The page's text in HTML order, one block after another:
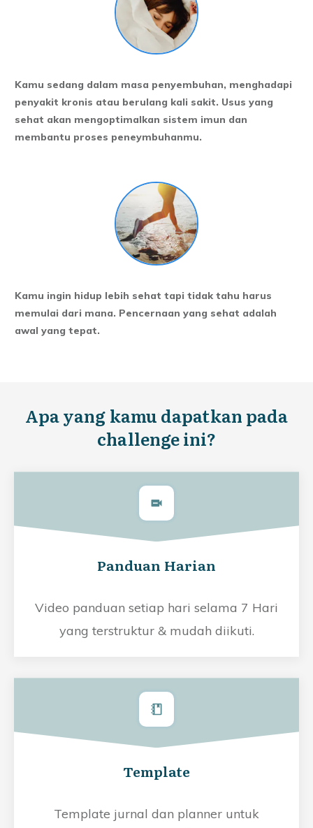
Kamu sedang dalam masa penyembuhan, menghadapi
penyakit kronis atau berulang kali sakit. Usus yang
sehat akan mengoptimalkan sistem imun dan
membantu proses peneymbuhanmu.
Kamu ingin hidup lebih sehat tapi tidak tahu harus
memulai dari mana. Pencernaan yang sehat adalah
awal yang tepat.
Apa yang kamu dapatkan pada
challenge ini?
Panduan Harian
Video panduan setiap hari selama 7 Hari
yang terstruktur & mudah diikuti.
Template
Template jurnal dan planner untuk